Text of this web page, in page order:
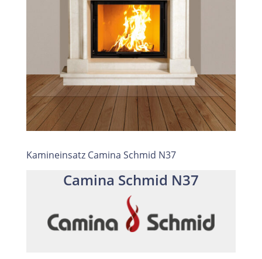
Kamineinsatz Camina Schmid N37
Camina Schmid N37